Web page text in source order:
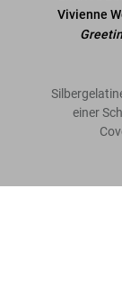
Vivienne
einer